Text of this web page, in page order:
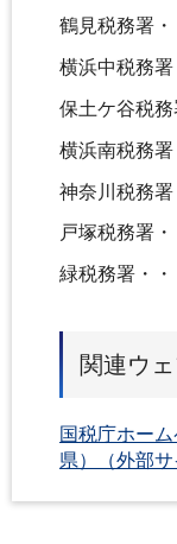
鶴見税務署
横浜中税務
保土ケ谷税
横浜南税務
神奈川税務
戸塚税務署
緑税務署・
関連ウ
国税庁ホー
県）（外部サ